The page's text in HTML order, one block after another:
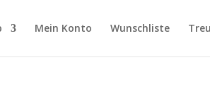
Mein Konto Wunschliste